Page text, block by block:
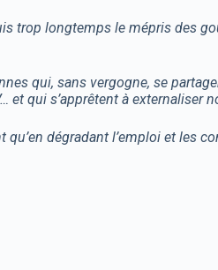
trop longtemps le mépris des
qui, sans vergogne, se
qui s’apprêtent à externaliser
dégradant l’emploi et les